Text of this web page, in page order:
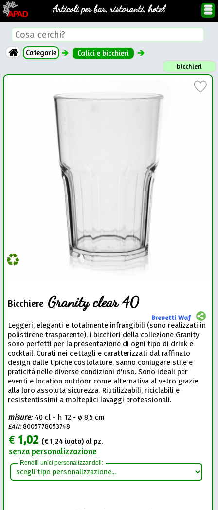
Articoli per bar, ristoranti, hotel
Categorie Calici e bicchieri
bicchieri
Bicchiere Granity clear 40
Brevetti Waf
Leggeri, eleganti e totalmente infrangibili (sono realizzati in
polistirene trasparente), i bicchieri della collezione Granity
sono perfetti per la presentazione di ogni tipo di drink e
cocktail. Curati nei dettagli e caratterizzati dal raffinato
design dalle tipiche costolature, sanno coniugare stile e
praticità nelle diverse condizioni d'uso. Sono ideali per
eventi e location outdoor come alternativa al vetro grazie
alla loro assoluta sicurezza. Riutilizzabili, riciclabili e
resistentissimi a molteplici lavaggi professionali.
misure: 40 cl - h 12 - ø 8,5 cm
EAN:8005778053748
€1,02 (€1,24ivato) al pz.
senza personalizzazione
Rendili unici personalizzandoli: